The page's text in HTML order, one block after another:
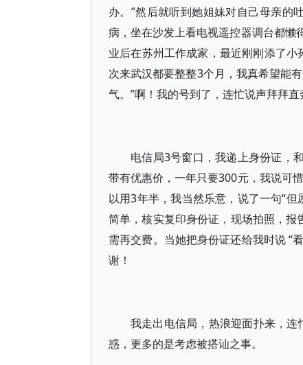
办。”然后就听到她姐妹对自己母亲的
病，坐在沙发上看电视遥控器调台都懒
业后在苏州工作成家，最近刚刚添了
次来武汉都要整整3个月，我真希望能
气。”啊！我的号到了，连忙说声拜拜直
电信局3号窗口，我递上身份证，
带有优惠价，一年只要300元，我说可
以用3年半，我当然乐意，说了一句“
简单，核实复印身份证，现场拍照，
需再交费。当她把身份证还给我时说 “
谢！
我走出电信局，热浪迎面扑来，连
惑，更多的是考虑被搭讪之事。